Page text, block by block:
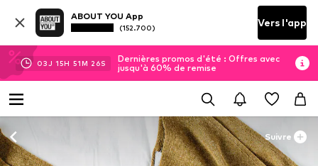
ABOUT YOU App
(152.700) Vers l'app
03J 15H 51M 26S
Dernières promos d'été : Offres avec
jusqu'à 60% de remise
Suivre